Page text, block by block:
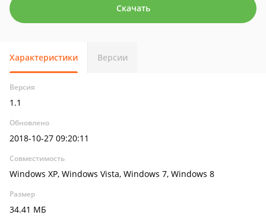
Скачать
Характеристики Версии
Версия
1.1
Обновлено
2018-10-27 09:20:11
Совместимость
Windows XP, Windows Vista, Windows 7, Windows 8
Размер
34.41 МБ